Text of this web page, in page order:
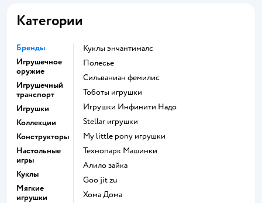
Категории
Бренды
Игрушечное
оружие
Игрушечный
транспорт
Игрушки
Коллекции
Конструкторы
Настольные
игры
Куклы
Мягкие
игрушки
Куклы энчантималс
Полесье
Сильваниан фемилис
Тоботы игрушки
Игрушки Инфинити Надо
Stellar игрушки
my little pony игрушки
Технопарк Машинки
Алило зайка
Goo jit zu
Хома Дома